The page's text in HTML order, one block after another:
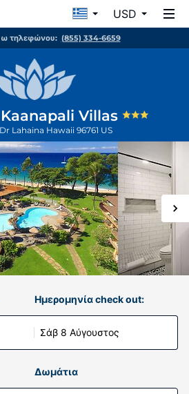
USD
τηλεφώνου: (855) 334-6659
Villas
Lahaina Hawaii 96761 US
Ημερομηνία check out:
Σάβ 8 Αύγουστος
Δωμάτια